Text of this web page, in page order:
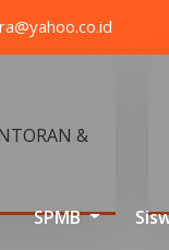
SPMB
&